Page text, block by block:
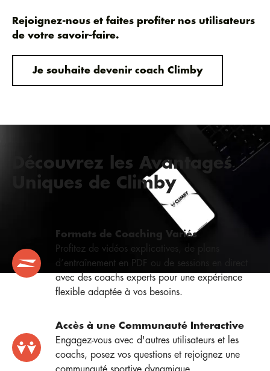
Rejoignez-nous et faites profiter nos utilisateurs
de votre savoir-faire.
Je souhaite devenir coach Climby
Découvrez les Avantages
Uniques de Climby
Formats de Coaching Variés
Profitez de vidéos explicatives, de plans
d’entraînement en PDF ou de sessions en direct
avec des coachs experts pour une expérience
flexible adaptée à vos besoins.
Accès à une Communauté Interactive
Engagez-vous avec d'autres utilisateurs et les
coachs, posez vos questions et rejoignez une